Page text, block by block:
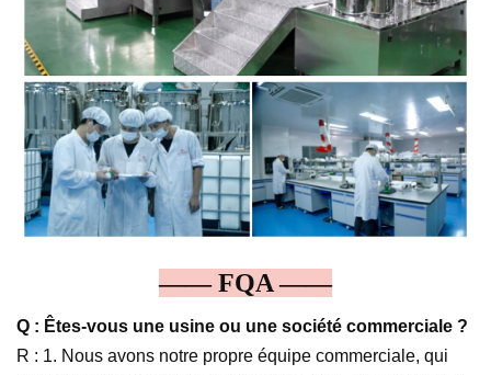
—— FQA ——
Q : Êtes-vous une usine ou une société commerciale ?
R : 1. Nous avons notre propre équipe commerciale, qui